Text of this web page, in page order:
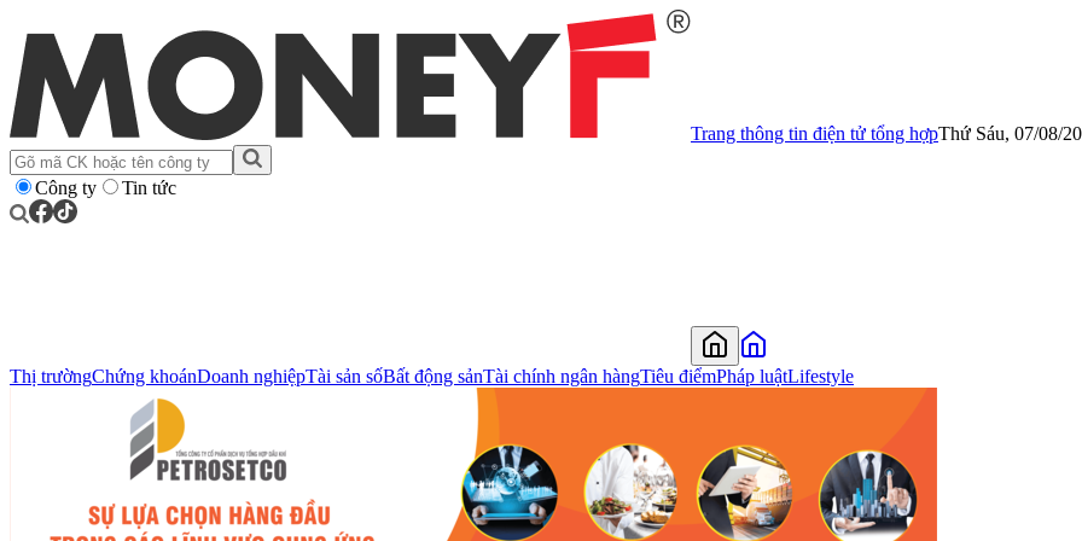
Trang thông tin điện tử tổng hợpThứ Sáu, 07/08/
Công ty Tin tức
Thị trườngChứng khoánDoanh nghiệpTài sản sốBất động sảnTài chính ngân hàngTiêu điểmPháp luậtLifestyle